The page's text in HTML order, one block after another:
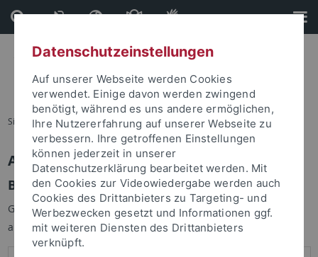
Direkt
zum
Inhalt
Direkt
zur
Fußleiste
Sie sind hier: Startseite
Anmelden
Benutzeranmeldung
Geben Sie Ihren Benutzernamen und Ihr Passwort an um sich
anzumelden:
Datenschutzeinstellungen
Auf unserer Webseite werden Cookies
verwendet. Einige davon werden zwingend
benötigt, während es uns andere ermöglichen,
Ihre Nutzererfahrung auf unserer Webseite zu
verbessern. Ihre getroffenen Einstellungen
können jederzeit in unserer
Datenschutzerklärung bearbeitet werden. Mit
den Cookies zur Videowiedergabe werden auch
Cookies des Drittanbieters zu Targeting- und
Werbezwecken gesetzt und Informationen ggf.
mit weiteren Diensten des Drittanbieters
verknüpft.